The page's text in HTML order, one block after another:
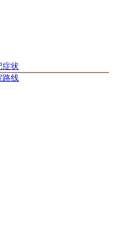
症状
路线